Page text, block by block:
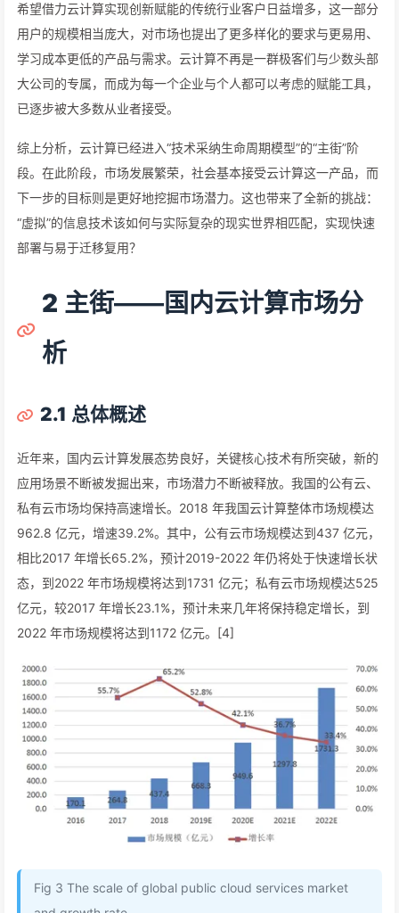
希望借力云计算实现创新赋能的传统行业客户日益增多，这一部分
用户的规模相当庞大，对市场也提出了更多样化的要求与更易用、
学习成本更低的产品与需求。云计算不再是一群极客们与少数头部
大公司的专属，而成为每一个企业与个人都可以考虑的赋能工具，
已逐步被大多数从业者接受。
综上分析，云计算已经进入“技术采纳生命周期模型”的“主街”阶
段。在此阶段，市场发展繁荣，社会基本接受云计算这一产品，而
下一步的目标则是更好地挖掘市场潜力。这也带来了全新的挑战：
“虚拟”的信息技术该如何与实际复杂的现实世界相匹配，实现快速
部署与易于迁移复用？
2 主街——国内云计算市场分
析
2.1 总体概述
近年来，国内云计算发展态势良好，关键核心技术有所突破，新的
应用场景不断被发掘出来，市场潜力不断被释放。我国的公有云、
私有云市场均保持高速增长。2018 年我国云计算整体市场规模达
962.8 亿元，增速39.2%。其中，公有云市场规模达到437 亿元，
相比2017 年增长65.2%，预计2019-2022 年仍将处于快速增长状
态，到2022 年市场规模将达到1731 亿元；私有云市场规模达525
亿元，较2017 年增长23.1%，预计未来几年将保持稳定增长，到
2022 年市场规模将达到1172 亿元。[4]
Fig 3 The scale of global public cloud services market